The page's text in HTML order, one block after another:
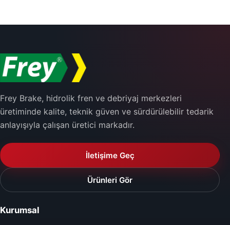
Frey Brake, hidrolik fren ve debriyaj merkezleri
üretiminde kalite, teknik güven ve sürdürülebilir tedarik
anlayışıyla çalışan üretici markadır.
İletişime Geç
Ürünleri Gör
Kurumsal